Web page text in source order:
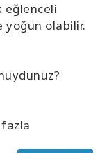
eğlenceli
yoğun olabilir.